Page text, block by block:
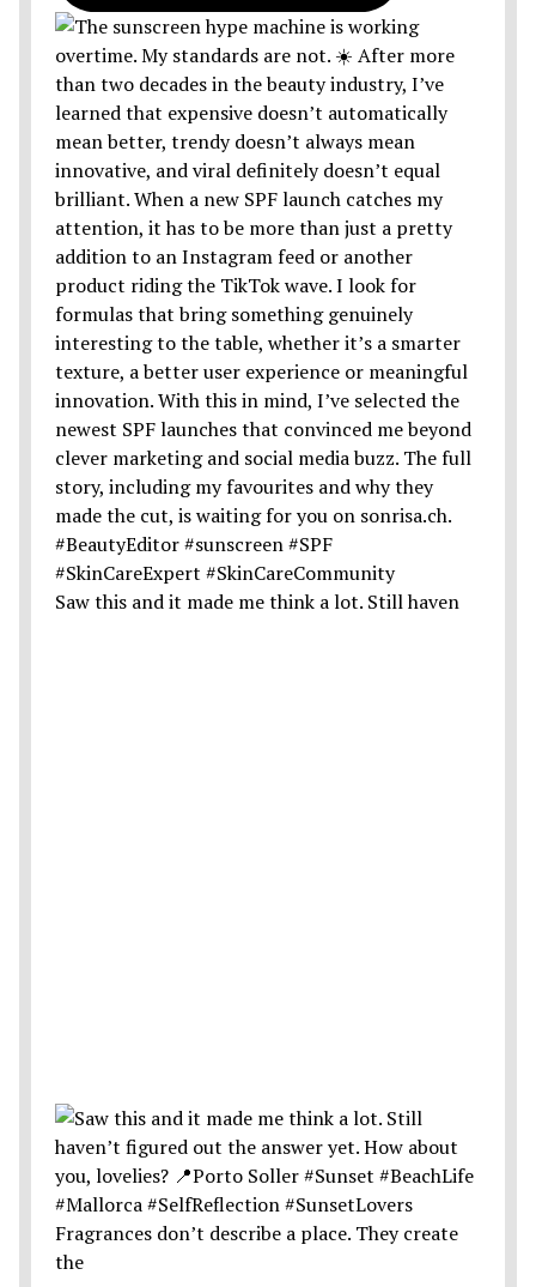
Saw this and it made me think a lot. Still haven
Fragrances don’t describe a place. They create
the